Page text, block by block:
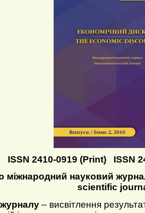
ISSN 2410-0919 (Print) ISSN
міжнародний науковий
scientific
журналу – висвітлення